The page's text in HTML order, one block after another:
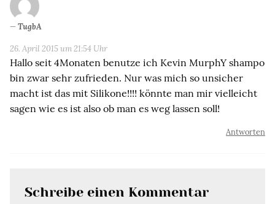
TugbA
26. April 2015 um 21:54 Uhr
Hallo seit 4Monaten benutze ich Kevin MurphY shampo
bin zwar sehr zufrieden. Nur was mich so unsicher
macht ist das mit Silikone!!!! könnte man mir vielleicht
sagen wie es ist also ob man es weg lassen soll!
Antworten
Schreibe einen Kommentar